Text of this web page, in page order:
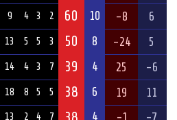
9 4 3 2 60 10 -8 6
13 5 5 3 50 8 -24 5
14 4 3 7 39 4 25 -6
18 8 5 5 38 6 19 11
13 2 4 7 4 -1 -7